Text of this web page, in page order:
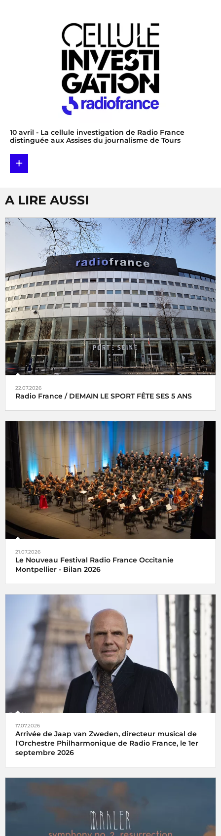
10 avril - La cellule investigation de Radio France
distinguée aux Assises du journalisme de Tours
+
A LIRE AUSSI
22.07.2026
Radio France / DEMAIN LE SPORT FÊTE SES 5 ANS
21.07.2026
Le Nouveau Festival Radio France Occitanie
Montpellier - Bilan 2026
17.07.2026
Arrivée de Jaap van Zweden, directeur musical de
l'Orchestre Philharmonique de Radio France, le 1er
septembre 2026